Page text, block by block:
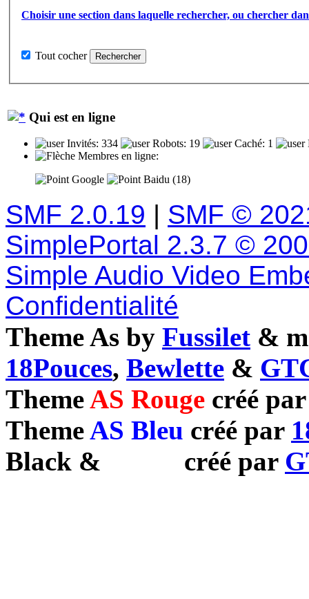
Choisir une section dans laquelle rechercher, ou chercher
Tout cocher
Qui est en ligne
Invités: 334 Robots: 19 Caché: 1
Membres en ligne:
Google
Baidu (18)
SMF 2.0.19 | SMF ©
SimplePortal 2.3.7 ©
Simple Audio Video
Confidentialité
Theme As by Fussilet &
18Pouces, Bewlette &
ThemeAS Rouge créé
ThemeAS Bleu créé par
Black & créé par